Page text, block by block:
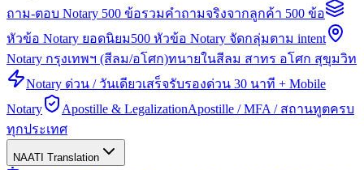
ถาม-ตอบ Notary 500 ข้อรวมคำถามจริงจากลูกค้า 500 ข้อ
หัวข้อ Notary ยอดนิยม500 หัวข้อ Notary จัดกลุ่มตาม intent
Notary กรุงเทพฯ (สีลม/อโศก)ทนายในสีลม สาทร อโศก สุขุมวิท
Notary ด่วน / วันเดียวเสร็จรับรองด่วน 30 นาที + Mobile
Notary
Apostille & LegalizationApostille / MFA / สถานทูตครบ
ทุกประเทศ
NAATI Translation